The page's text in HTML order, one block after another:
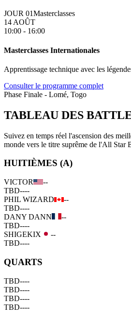
JOUR 01Masterclasses
14 AOÛT
10:00 - 16:00
Masterclasses Internationales
Apprentissage technique avec les
Consulter le programme complet
Phase Finale - Lomé, Togo
TABLEAU DES
Suivez en temps réel l'ascension des
monde vers le titre suprême de l'All Star
HUITIÈMES (A)
VICTOR
--
TBD----
PHIL WIZARD
--
TBD----
DANY DANN
--
TBD----
SHIGEKIX
--
TBD----
QUARTS
TBD----
TBD----
TBD----
TBD----